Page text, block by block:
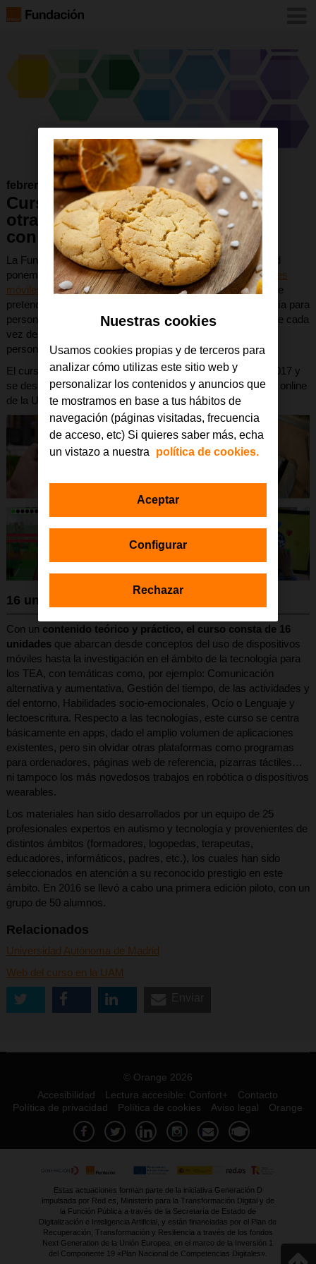
febrero 2017
Curso Aplicaciones móviles y
otras tecnologías para personas
con autismo
La Fundación Orange y la Universidad Autónoma de Madrid
ponemos en marcha en marzo de 2017 el cursoAplicaciones
móviles y otras tecnologías para personas con autismo, que
pretende proporcionar una guía de utilización de la tecnología para
personas con trastornos del espectro del autismo (TEA) que cada
vez demandan más profesionales, familias y las propias
personas con TEA.
El curso, para 200 personas, comienza el 6 de marzo de 2017 y
se desarrolla durante 16 semanas lectivas en la plataforma online
de la UAM (Plazas completas).
16 unidades
Con un contenido teórico y práctico, el curso consta de 16
unidadesque abarcan desde conceptos del uso de dispositivos
móviles hasta la investigación en el ámbito de la tecnología para
los TEA, con temáticas como, por ejemplo: Comunicación
alternativa y aumentativa, Gestión del tiempo, de las actividades y
del entorno, Habilidades socio-emocionales, Ocio o Lenguaje y
lectoescritura. Respecto a las tecnologías, este curso se centra
básicamente en apps, dado el amplio volumen de aplicaciones
existentes, pero sin olvidar otras plataformas como programas
para ordenadores, páginas web de referencia, pizarras táctiles…
ni tampoco los más novedosos trabajos en robótica o dispositivos
wearables.
Los materiales han sido desarrollados por un equipo de 25
profesionales expertos en autismo y tecnología y provenientes de
distintos ámbitos (formadores, logopedas, terapeutas,
educadores, informáticos, padres, etc.), los cuales han sido
seleccionados en atención a su reconocido prestigio en este
ámbito. En 2016 se llevó a cabo una primera edición piloto, con un
grupo de 50 alumnos.
Relacionados
Universidad Autónoma de Madrid
Web del curso en la UAM
© Orange 2026
Accesibilidad
Lectura accesible: Confort+
Contacto
Política de privacidad
Política de cookies Aviso legal Orange
Estas actuaciones forman parte de la iniciativa Generación D
impulsada por Red.es, Ministerio para la Transformación Digital y de
la Función Pública a través de la Secretaría de Estado de
Digitalización e Inteligencia Artificial, y están financiadas por el Plan de
Recuperación, Transformación y Resiliencia a través de los fondos
Next Generation de la Unión Europea, en el marco de la Inversión 1
del Componente 19 «Plan Nacional de Competencias Digitales».
Nuestras cookies
Usamos cookies propias y de terceros para
analizar cómo utilizas este sitio web y
personalizar los contenidos y anuncios que
te mostramos en base a tus hábitos de
navegación (páginas visitadas, frecuencia
de acceso, etc) Si quieres saber más, echa
un vistazo a nuestra
política de cookies.
Configurar
Rechazar
Aceptar